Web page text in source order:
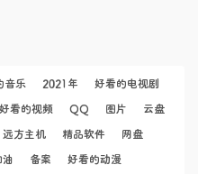
音乐 2021年
好看的电视剧
好看的视频 QQ 图片
云盘
远方主机 精品软件
网盘
油 备案 好看的动漫